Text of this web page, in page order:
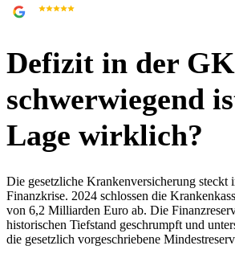
Defizit in der
schwerwiegend
Lage wirklich?
Die gesetzliche Krankenversicherung steckt
Finanzkrise. 2024 schlossen die
von 6,2 Milliarden Euro ab. Die
historischen Tiefstand geschrumpft und
die gesetzlich vorgeschriebene